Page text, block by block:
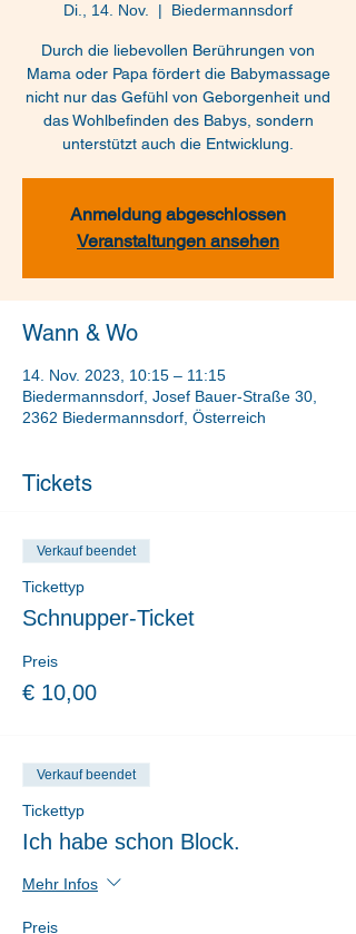
Di., 14. Nov.
  |
Biedermannsdorf
Durch die liebevollen Berührungen von
Mama oder Papa fördert die Babymassage
nicht nur das Gefühl von Geborgenheit und
das Wohlbefinden des Babys, sondern
unterstützt auch die Entwicklung.
Anmeldung abgeschlossen
Veranstaltungen ansehen
Wann & Wo
14. Nov. 2023, 10:15 – 11:15
Biedermannsdorf, Josef Bauer-Straße 30,
2362 Biedermannsdorf, Österreich
Tickets
Verkauf beendet
Tickettyp
Schnupper-Ticket
Preis
€ 10,00
Verkauf beendet
Tickettyp
Ich habe schon Block.
Mehr Infos
Preis